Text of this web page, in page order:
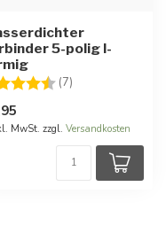
5-polig I-
(7)
MwSt. zzgl. Versandkosten